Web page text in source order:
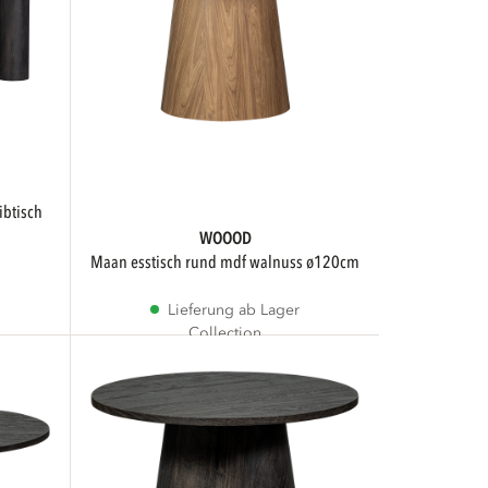
WOOOD
maan esstisch rund mdf walnuss ø120cm
Lieferung ab Lager
Collection